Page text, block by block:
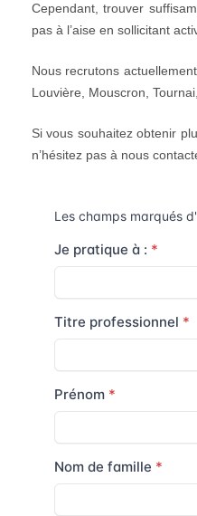
Cependant, trouver
pas à l’aise en sollicitant
Nous recrutons
Louvière, Mouscron,
Si vous souhaitez obtenir
n’hésitez pas à nous